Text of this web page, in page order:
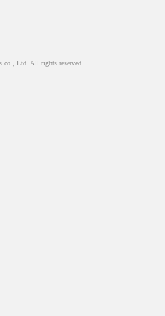
Ltd. All rights reserved.